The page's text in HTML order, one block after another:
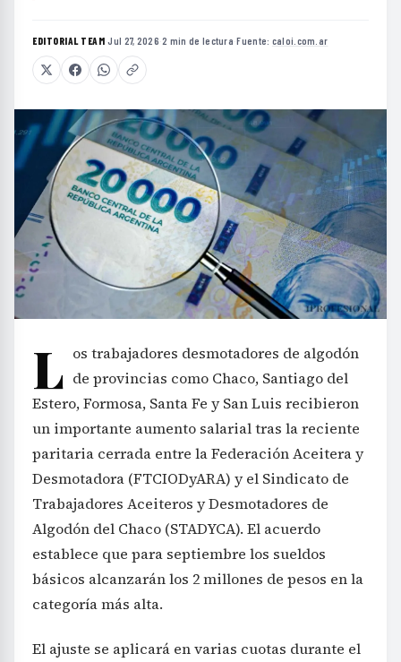
EDITORIAL TEAM·Jul 27, 2026·2 min de lectura·Fuente: caloi.com.ar
L os trabajadores desmotadores de algodón
de provincias como Chaco, Santiago del
Estero, Formosa, Santa Fe y San Luis recibieron
un importante aumento salarial tras la reciente
paritaria cerrada entre la Federación Aceitera y
Desmotadora (FTCIODyARA) y el Sindicato de
Trabajadores Aceiteros y Desmotadores de
Algodón del Chaco (STADYCA). El acuerdo
establece que para septiembre los sueldos
básicos alcanzarán los 2 millones de pesos en la
categoría más alta.
El ajuste se aplicará en varias cuotas durante el